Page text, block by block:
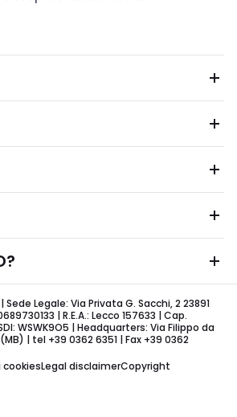
Sede Legale: Via Privata G. Sacchi, 2 23891
| R.E.A.: Lecco 157633 | Cap.
WSWK9O5 | Headquarters: Via Filippo da
| tel +39 0362 6351 | Fax +39 0362
Legal disclaimerCopyright